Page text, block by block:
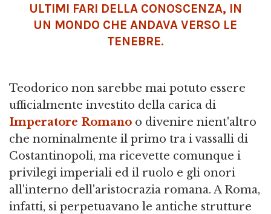
ULTIMI FARI DELLA CONOSCENZA, IN
UN MONDO CHE ANDAVA VERSO LE
TENEBRE.
Teodorico non sarebbe mai potuto essere
ufficialmente investito della carica di
Imperatore Romano o divenire nient'altro
che nominalmente il primo tra i vassalli di
Costantinopoli, ma ricevette comunque i
privilegi imperiali ed il ruolo e gli onori
all'interno dell'aristocrazia romana. A Roma,
infatti, si perpetuavano le antiche strutture